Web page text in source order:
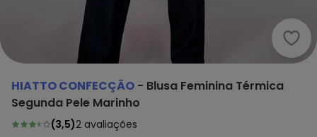
HIATTO CONFECÇÃO - Blusa Feminina Térmica
Segunda Pele Marinho
(3,5)2 avaliações